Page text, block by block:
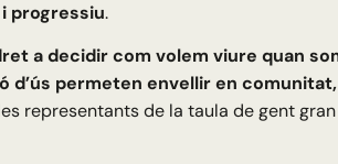
progressiu.
a decidir com volem viure quan
d’ús permeten envellir en
representants de la taula de gent